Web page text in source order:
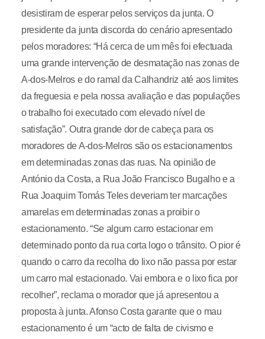
desistiram de esperar pelos serviços da junta. O
presidente da junta discorda do cenário apresentado
pelos moradores: “Há cerca de um mês foi efectuada
uma grande intervenção de desmatação nas zonas de
A-dos-Melros e do ramal da Calhandriz até aos limites
da freguesia e pela nossa avaliação e das populações
o trabalho foi executado com elevado nível de
satisfação”. Outra grande dor de cabeça para os
moradores de A-dos-Melros são os estacionamentos
em determinadas zonas das ruas. Na opinião de
António da Costa, a Rua João Francisco Bugalho e a
Rua Joaquim Tomás Teles deveriam ter marcações
amarelas em determinadas zonas a proibir o
estacionamento. “Se algum carro estacionar em
determinado ponto da rua corta logo o trânsito. O pior é
quando o carro da recolha do lixo não passa por estar
um carro mal estacionado. Vai embora e o lixo fica por
recolher”, reclama o morador que já apresentou a
proposta à junta. Afonso Costa garante que o mau
estacionamento é um “acto de falta de civismo e